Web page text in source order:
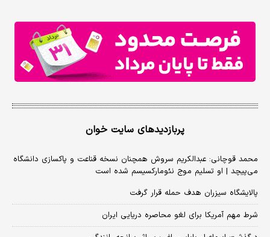
پربازدیدهای سایت خوان
محمد قوچانی: عبدالکریم سروش همچنان نسخه قناعت و پاکسازی دانشگاه
می‌پیچد | او تسلیم موج نئومارکسیسم شده است
پالایشگاه سیزران هدف حمله قرار گرفت
شرط مهم آمریکا برای لغو محاصره دریایی ایران